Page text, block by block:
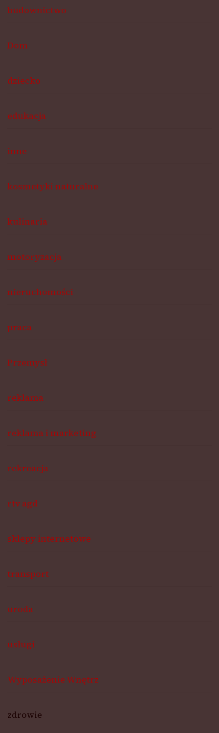
budownictwo
Dom
dziecko
edukacja
inne
kosmetyki naturalne
kulinaria
motoryzacja
nieruchomości
praca
Przemysł
reklama
reklama i marketing
rekreacja
rtv agd
sklepy internetowe
transport
uroda
usługi
Wyposażenie Wnętrz
zdrowie